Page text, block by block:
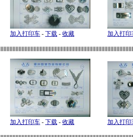
加入打印车 - 下载 - 收藏 加入打印
加入打印车 - 下载 - 收藏 加入打印